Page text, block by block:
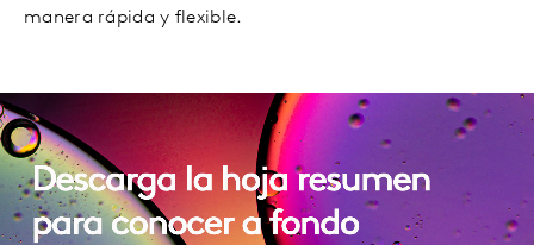
manera rápida y flexible.